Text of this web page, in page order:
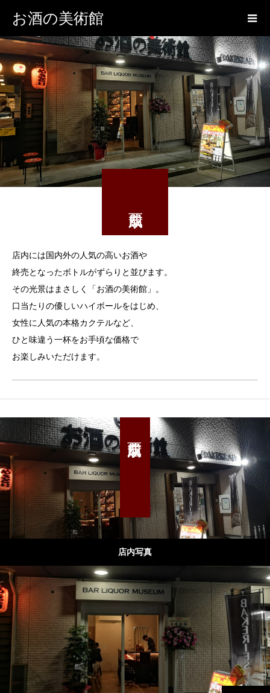
お酒の美術館
店内には国内外の人気の高いお酒や
終売となったボトルがずらりと並びます。
その光景はまさしく「お酒の美術館」。
口当たりの優しいハイボールをはじめ、
女性に人気の本格カクテルなど、
ひと味違う一杯をお手頃な価格で
お楽しみいただけます。
店内写真